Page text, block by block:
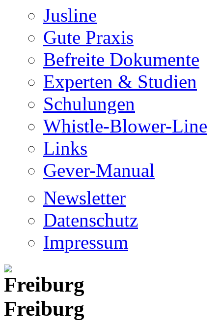
Jusline
Gute Praxis
Befreite Dokumente
Experten & Studien
Schulungen
Whistle-Blower-Line
Links
Gever-Manual
Newsletter
Datenschutz
Impressum
Freiburg